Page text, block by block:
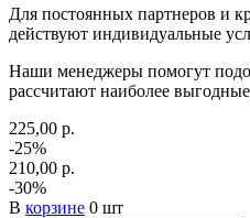
Для постоянных партнеров и
действуют индивидуальные
Наши менеджеры помогут
рассчитают наиболее
225,00 р.
-25%
210,00 р.
-30%
В корзине 0 шт